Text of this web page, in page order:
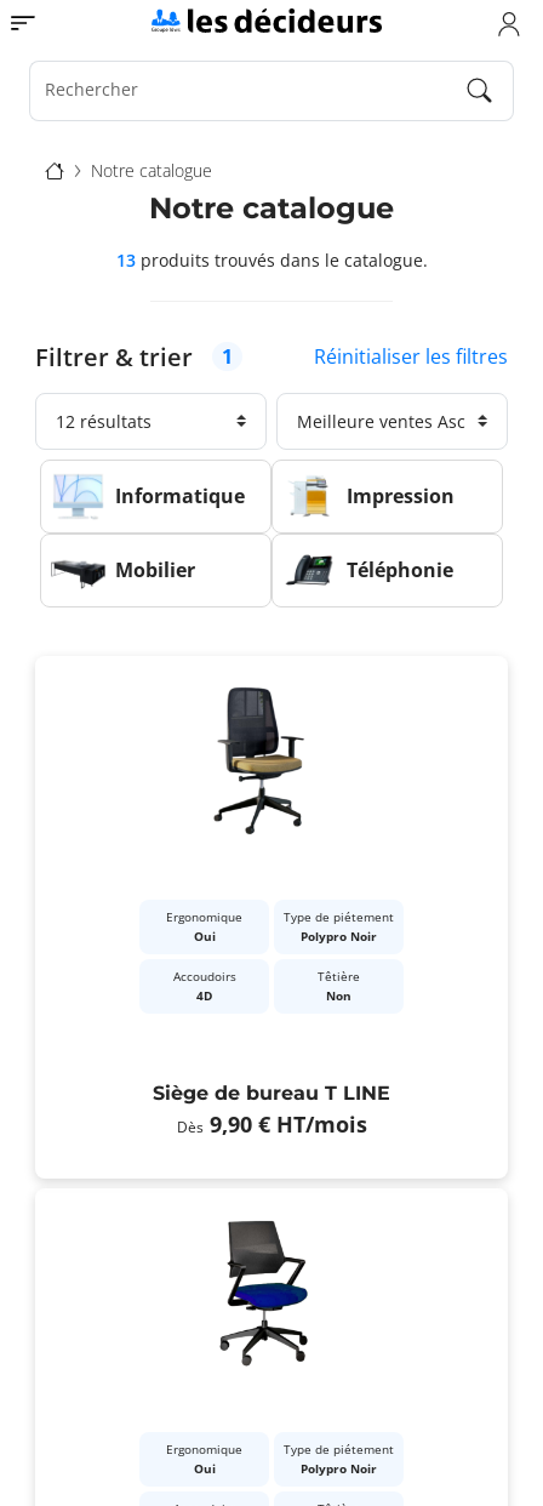
Aller
au
contenu
principal
Toggle navigation
Rechercher
Fil
d'Ariane
Notre catalogue
Filtrer & trier 1 Réinitialiser les filtres
Informatique Impression
Mobilier Téléphonie
Notre catalogue
13produits trouvés dans le catalogue.
Ergonomique
Oui
Type de piétement
Polypro Noir
Accoudoirs
4D
Têtière
Non
Siège de bureau T LINE
Dès 9,90 € HT/mois
Ergonomique
Oui
Type de piétement
Polypro Noir